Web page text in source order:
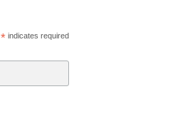
*indicates required